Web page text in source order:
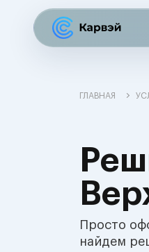
ГЛАВНАЯ
Просто
найдем